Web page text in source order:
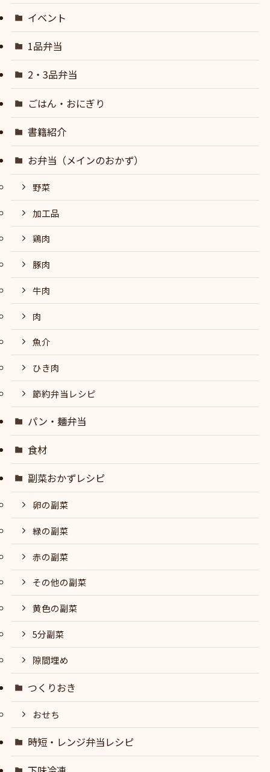
イベント
1品弁当
2・3品弁当
ごはん・おにぎり
書籍紹介
お弁当（メインのおかず）
野菜
加工品
鶏肉
豚肉
牛肉
肉
魚介
ひき肉
節約弁当レシピ
パン・麺弁当
食材
副菜おかずレシピ
卵の副菜
緑の副菜
赤の副菜
その他の副菜
黄色の副菜
5分副菜
隙間埋め
つくりおき
おせち
時短・レンジ弁当レシピ